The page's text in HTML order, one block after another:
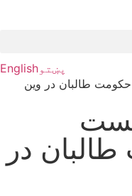
پښتوEnglish
طالبان در وین
در